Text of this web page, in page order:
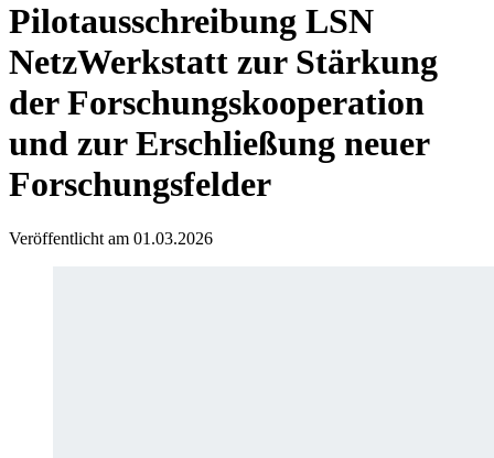
Pilotausschreibung LSN
NetzWerkstatt zur Stärkung
der Forschungskooperation
und zur Erschließung neuer
Forschungsfelder
Veröffentlicht am 01.03.2026